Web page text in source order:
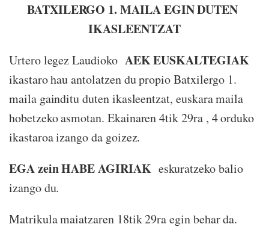
BATXILERGO 1. MAILA EGIN DUTEN
IKASLEENTZAT
Urtero legez Laudioko AEK EUSKALTEGIAK
ikastaro hau antolatzen du propio Batxilergo 1.
maila gainditu duten ikasleentzat, euskara maila
hobetzeko asmotan. Ekainaren 4tik 29ra , 4 orduko
ikastaroa izango da goizez.
EGA zein HABE AGIRIAKeskuratzeko balio
izango du.
Matrikula maiatzaren 18tik 29ra egin behar da.